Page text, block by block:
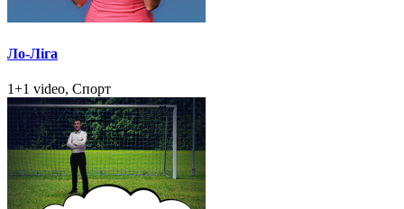
Ло-Ліга
1+1 video, Спорт